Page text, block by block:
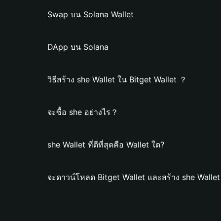
Swap บน Solana Wallet
DApp บน Solana
วิธีสร้าง she Wallet ใน Bitget Wallet ？
จะซื้อ she อย่างไร？
she Wallet ที่ดีที่สุดคือ Wallet ใด?
จะดาวน์โหลด Bitget Wallet และสร้าง she Wallet